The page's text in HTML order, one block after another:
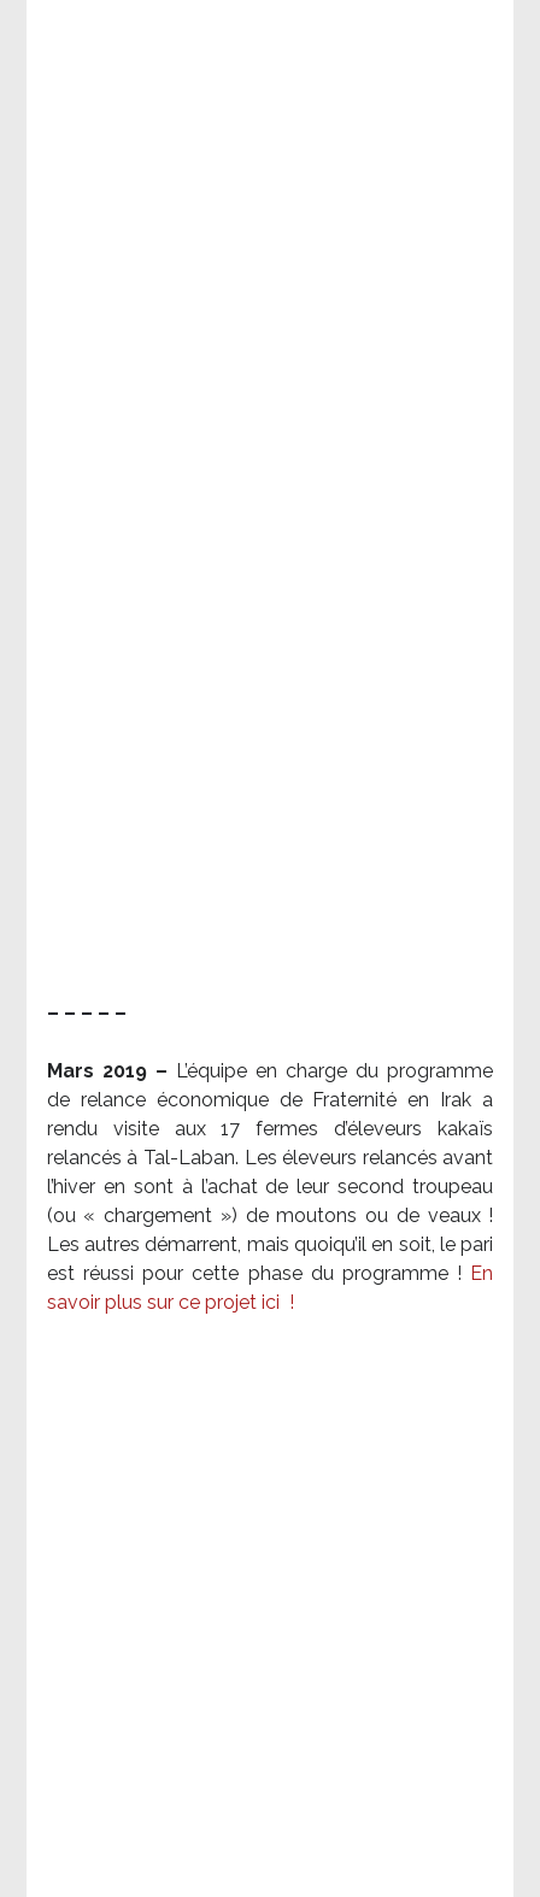
– – – – –
Mars 2019 – L’équipe en charge du programme
de relance économique de Fraternité en Irak a
rendu visite aux 17 fermes d’éleveurs kakaïs
relancés à Tal-Laban. Les éleveurs relancés avant
l’hiver en sont à l’achat de leur second troupeau
(ou « chargement ») de moutons ou de veaux !
Les autres démarrent, mais quoiqu’il en soit, le pari
est réussi pour cette phase du programme ! En
savoir plus sur ce projet ici !